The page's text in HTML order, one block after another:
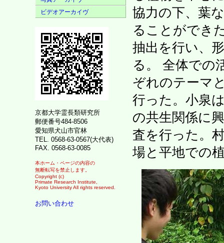
ビデオアーカイヴ
京都大学霊長類研究所
郵便番号484-8506
愛知県犬山市官林
TEL. 0568-63-0567(大代表)
FAX. 0568-63-0085
本ホーム・ページの内容の
無断転写を禁止します。
Copyright (c)
Primate Research Institute,
Kyoto University All rights reserved.
お問い合わせ
協力の下、葉
ることができ
抽出を行い、
る。 全体での
ぞれのテーマ
行った。小泉
の共生関係に
査を行った。
場と平地での